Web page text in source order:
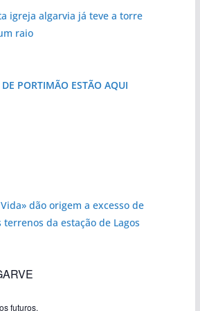
igreja algarvia já teve a torre
raio
PORTIMÃO ESTÃO AQUI
dão origem a excesso de
da estação de Lagos
futuros.